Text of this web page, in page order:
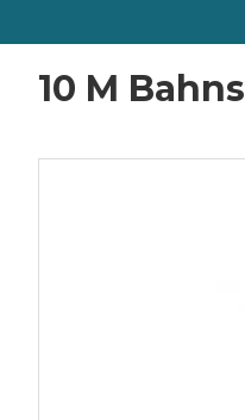
10 M